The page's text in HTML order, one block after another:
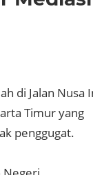
di Jalan Nusa
Timur yang
penggugat.